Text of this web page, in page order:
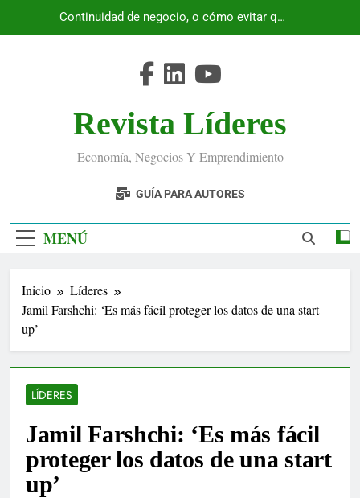
Continuidad de negocio, o cómo evitar que
Revista Líderes
Economía, Negocios Y Emprendimiento
GUÍA PARA AUTORES
MENÚ
Inicio
Líderes
Jamil Farshchi: ‘Es más fácil proteger los datos de una start
up’
LÍDERES
Jamil Farshchi: ‘Es más fácil
proteger los datos de una start
up’